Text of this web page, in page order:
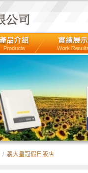
/ 義大皇冠假日飯店